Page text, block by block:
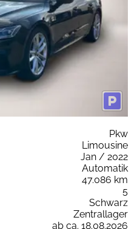
Pkw
Limousine
Jan / 2022
Automatik
47.086 km
5
Schwarz
Zentrallager
ab ca. 18.08.2026